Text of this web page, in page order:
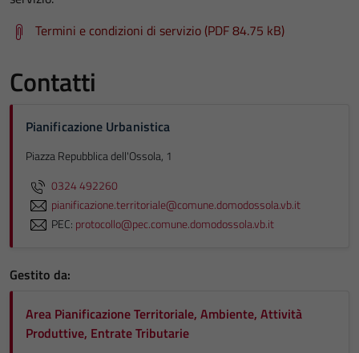
Termini e condizioni di servizio (PDF 84.75 kB)
Contatti
Pianificazione Urbanistica
Piazza Repubblica dell'Ossola, 1
0324 492260
pianificazione.territoriale@comune.domodossola.vb.it
PEC: protocollo@pec.comune.domodossola.vb.it
Gestito da:
Area Pianificazione Territoriale, Ambiente, Attività
Produttive, Entrate Tributarie